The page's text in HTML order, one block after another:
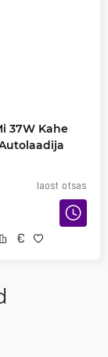
37W Kahe
laost otsas